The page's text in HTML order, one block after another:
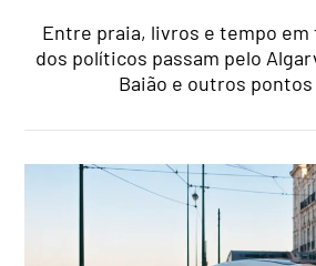
Entre praia, livros e tempo em
dos políticos passam pelo
Baião e outros pontos